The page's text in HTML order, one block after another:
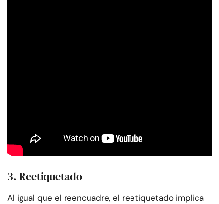
3. Reetiquetado
Al igual que el reencuadre, el reetiquetado implica